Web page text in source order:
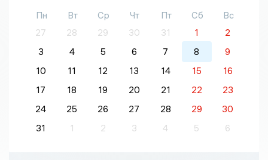
Пн Вт Ср Чт Пт Сб
Вс
27
28 29 30 31 1
2
3
4 5 6 7 8
9
10
11 12 13 14 15
16
17
18 19 20 21 22
23
24
25 26 27 28 29
30
31
1 2 3 4 5 6